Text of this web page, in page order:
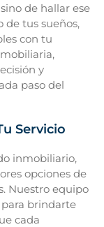
de hallar ese
de tus sueños,
con tu
y
paso del
Servicio
inmobiliario,
opciones de
Nuestro equipo
brindarte
cada